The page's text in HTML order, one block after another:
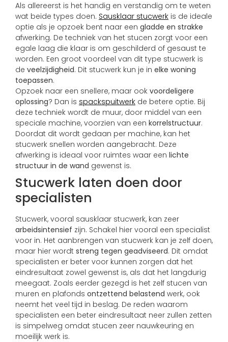
Als allereerst is het handig en verstandig om te weten
wat beide types doen. Sausklaar stucwerk is de ideale
optie als je opzoek bent naar een gladde en strakke
afwerking. De techniek van het stucen zorgt voor een
egale laag die klaar is om geschilderd of gesaust te
worden. Een groot voordeel van dit type stucwerk is
de veelzijdigheid. Dit stucwerk kun je in elke woning
toepassen.
Opzoek naar een snellere, maar ook voordeligere
oplossing? Dan is spackspuitwerk de betere optie. Bij
deze techniek wordt de muur, door middel van een
speciale machine, voorzien van een korrelstructuur.
Doordat dit wordt gedaan per machine, kan het
stucwerk snellen worden aangebracht. Deze
afwerking is ideaal voor ruimtes waar een lichte
structuur in de wand gewenst is.
Stucwerk laten doen door
specialisten
Stucwerk, vooral sausklaar stucwerk, kan zeer
arbeidsintensief zijn. Schakel hier vooral een specialist
voor in. Het aanbrengen van stucwerk kan je zelf doen,
maar hier wordt streng tegen geadviseerd. Dit omdat
specialisten er beter voor kunnen zorgen dat het
eindresultaat zowel gewenst is, als dat het langdurig
meegaat. Zoals eerder gezegd is het zelf stucen van
muren en plafonds ontzettend belastend werk, ook
neemt het veel tijd in beslag. De reden waarom
specialisten een beter eindresultaat neer zullen zetten
is simpelweg omdat stucen zeer nauwkeuring en
moeilijk werk is.